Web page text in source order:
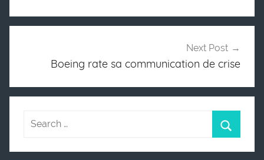
Next Post
Boeing rate sa communication de crise